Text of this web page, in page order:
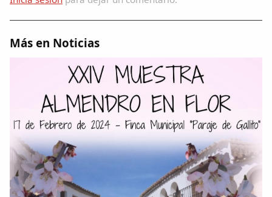
Más en Noticias